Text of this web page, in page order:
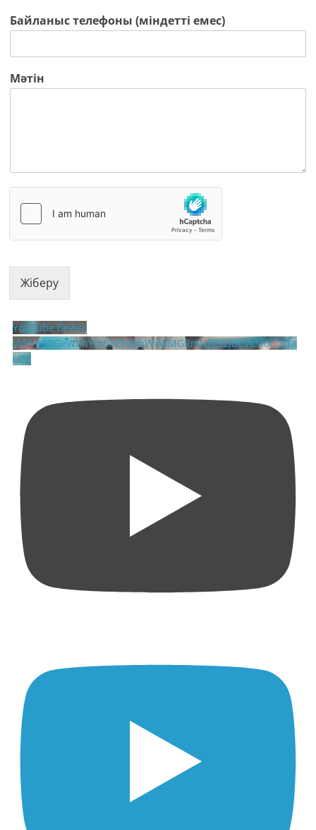
Байланыс телефоны (міндетті емес)
Мәтін
Жіберу
YouTube бейне
VVVVb0RGeWhhYmhXZTd3bWxWMGRmNFZ3LjBCVkM0Q0I1a
UZZ